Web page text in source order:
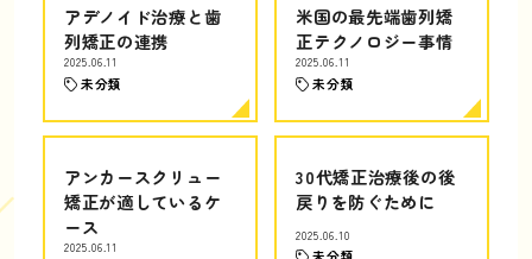
アデノイド治療と歯
列矯正の連携
2025.06.11
未分類
米国の最先端歯列矯
正テクノロジー事情
2025.06.11
未分類
アンカースクリュー
矯正が適しているケ
ース
2025.06.11
30代矯正治療後の後
戻りを防ぐために
2025.06.10